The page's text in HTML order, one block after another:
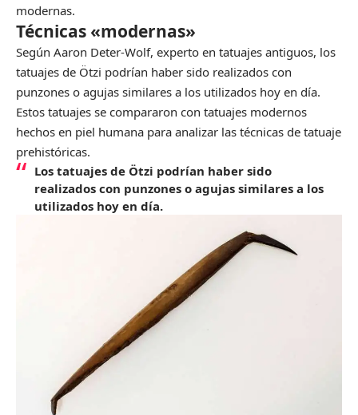
modernas.
Técnicas «modernas»
Según Aaron Deter-Wolf, experto en tatuajes antiguos, los
tatuajes de Ötzi podrían haber sido realizados con
punzones o agujas similares a los utilizados hoy en día.
Estos tatuajes se compararon con tatuajes modernos
hechos en piel humana para analizar las técnicas de tatuaje
prehistóricas.
Los tatuajes de Ötzi podrían haber sido
realizados con punzones o agujas similares a los
utilizados hoy en día.